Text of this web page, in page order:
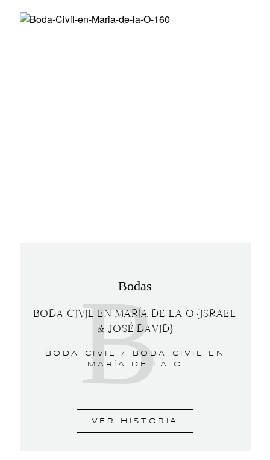
B
Bodas
BODA CIVIL EN MARÍA DE LA O {ISRAEL
& JOSÉ DAVID}
BODA CIVIL /
BODA CIVIL EN
MARÍA DE LA O
VER HISTORIA